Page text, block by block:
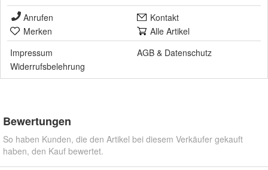
Anrufen
Kontakt
Merken
Alle Artikel
Impressum
AGB & Datenschutz
Widerrufsbelehrung
Bewertungen
So haben Kunden, die den Artikel bei diesem Verkäufer gekauft
haben, den Kauf bewertet.